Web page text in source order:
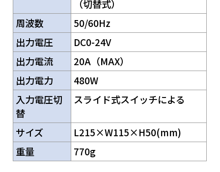
（切替式）
周波数
50/60Hz
出力電圧
DC0-24V
出力電流
20A（MAX）
出力電力
480W
入力電圧切
替
スライド式スイッチによる
サイズ
L215×W115×H50(mm)
重量
770g